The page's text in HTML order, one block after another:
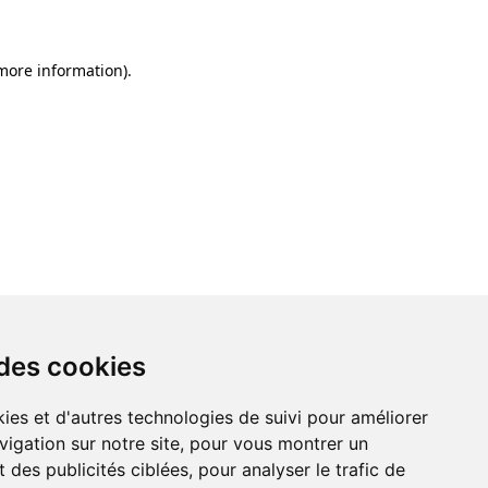
cookies
et d'autres technologies de suivi pour améliorer
sur notre site, pour vous montrer un
des publicités ciblées, pour analyser le trafic de
information).